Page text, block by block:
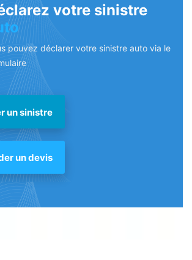
votre sinistre
pouvez déclarer votre sinistre auto via le
un sinistre
un devis